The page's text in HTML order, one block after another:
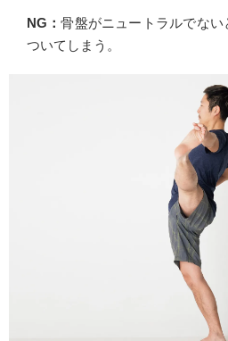
NG：骨盤がニュートラルでな
ついてしまう。